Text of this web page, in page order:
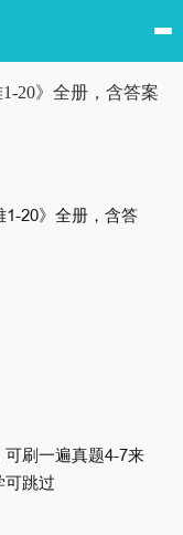
20》全册，含答案
20》全册，含答
刷一遍真题4-7来
可跳过